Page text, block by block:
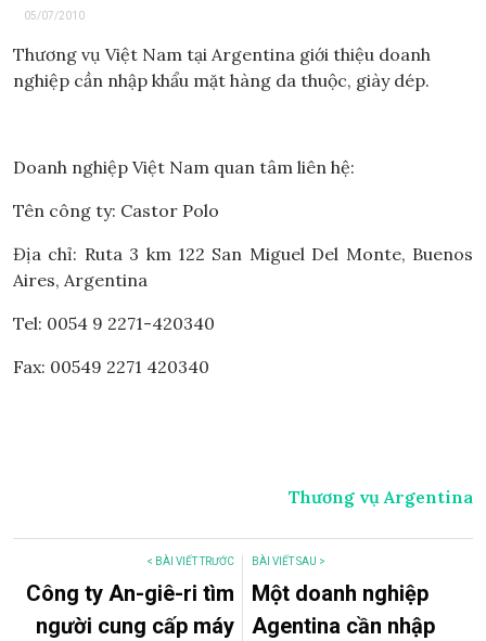
05/07/2010
Thương vụ Việt Nam tại Argentina giới thiệu doanh
nghiệp cần nhập khẩu mặt hàng da thuộc, giày dép.
Doanh nghiệp Việt Nam quan tâm liên hệ:
Tên công ty: Castor Polo
Địa chỉ: Ruta 3 km 122 San Miguel Del Monte, Buenos
Aires, Argentina
Tel: 0054 9 2271-420340
Fax: 00549 2271 420340
Thương vụ Argentina
< BÀI VIẾT TRƯỚC
Công ty An-giê-ri tìm
người cung cấp máy
BÀI VIẾT SAU >
Một doanh nghiệp
Agentina cần nhập